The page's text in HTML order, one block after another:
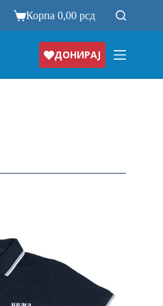
Корпа0,00рсд
ДОНИРАЈ